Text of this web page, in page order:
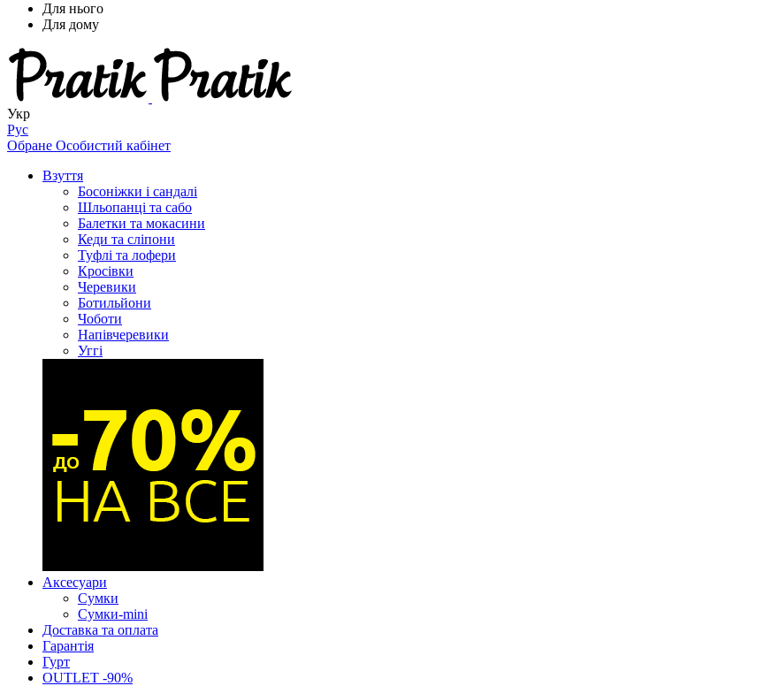
Для нього
Для дому
Укр
Рус
Обране Особистий кабінет
Взуття
Босоніжки і сандалі
Шльопанці та сабо
Балетки та мокасини
Кеди та сліпони
Туфлі та лофери
Кросівки
Черевики
Ботильйони
Чоботи
Напівчеревики
Уггі
Аксесуари
Сумки
Сумки-mini
Доставка та оплата
Гарантія
Гурт
OUTLET -90%